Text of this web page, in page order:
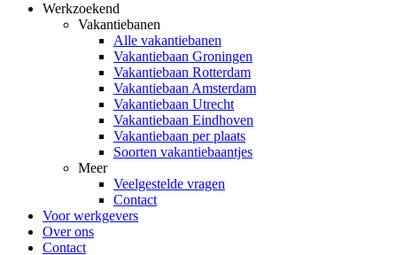
Werkzoekend
Vakantiebanen
Alle vakantiebanen
Vakantiebaan Groningen
Vakantiebaan Rotterdam
Vakantiebaan Amsterdam
Vakantiebaan Utrecht
Vakantiebaan Eindhoven
Vakantiebaan per plaats
Soorten vakantiebaantjes
Meer
Veelgestelde vragen
Contact
Voor werkgevers
Over ons
Contact